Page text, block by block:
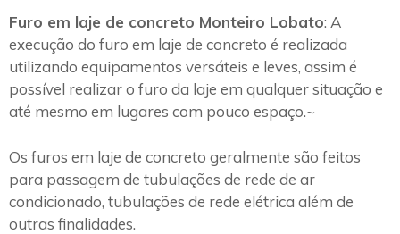
Furo em laje de concreto Monteiro Lobato: A
execução do furo em laje de concreto é realizada
utilizando equipamentos versáteis e leves, assim é
possível realizar o furo da laje em qualquer situação e
até mesmo em lugares com pouco espaço.~
Os furos em laje de concreto geralmente são feitos
para passagem de tubulações de rede de ar
condicionado, tubulações de rede elétrica além de
outras finalidades.